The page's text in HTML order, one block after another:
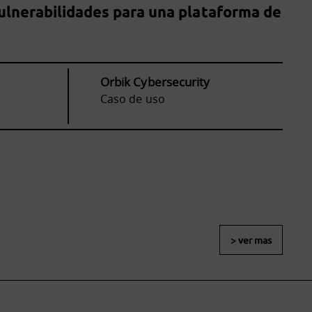
para una plataforma de
Orbik Cybersecurity
Caso de uso
> ver mas